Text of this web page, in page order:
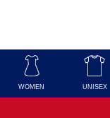
WOMEN UNISEX